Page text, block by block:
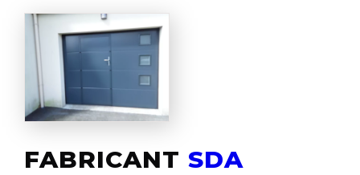
FABRICANT SDA